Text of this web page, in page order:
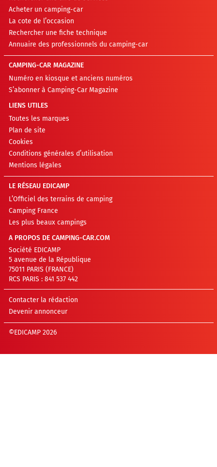
Acheter un camping-car
La cote de l’occasion
Rechercher une fiche technique
Annuaire des professionnels du camping-car
CAMPING-CAR MAGAZINE
Numéro en kiosque et anciens numéros
S’abonner à Camping-Car Magazine
LIENS UTILES
Toutes les marques
Plan de site
Cookies
Conditions générales d’utilisation
Mentions légales
LE RÉSEAU EDICAMP
L’Officiel des terrains de camping
Camping France
Les plus beaux campings
A PROPOS DE CAMPING-CAR.COM
Société EDICAMP
5 avenue de la République
75011 PARIS (FRANCE)
RCS PARIS : 841 537 442
Contacter la rédaction
Devenir annonceur
©EDICAMP 2026